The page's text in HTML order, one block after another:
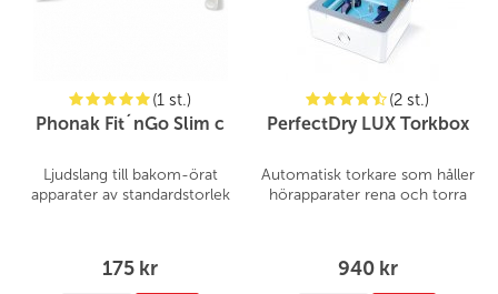
(1 st.)
Phonak Fit´nGo Slim c
Ljudslang till bakom-örat
apparater av standardstorlek
175 kr
(2 st.)
PerfectDry LUX Torkbox
Automatisk torkare som håller
hörapparater rena och torra
940 kr